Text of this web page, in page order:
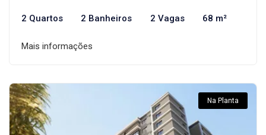
2 Quartos 2 Banheiros 2 Vagas 68 m²
Mais informações
Na Planta